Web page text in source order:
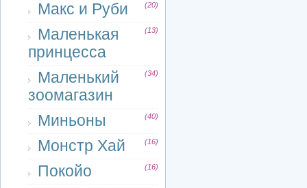
Макс и Руби (20)
Маленькая
принцесса
(13)
Маленький
зоомагазин
(34)
Миньоны (40)
Монстр Хай (16)
Покойо (16)